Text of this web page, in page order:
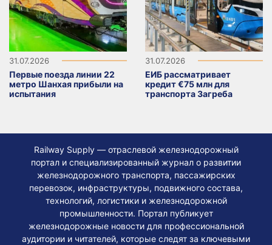
31.07.2026
Первые поезда линии 22
метро Шанхая прибыли на
испытания
31.07.2026
ЕИБ рассматривает
кредит €75 млн для
транспорта Загреба
Railway Supply — отраслевой железнодорожный
портал и специализированный журнал о развитии
железнодорожного транспорта, пассажирских
перевозок, инфраструктуры, подвижного состава,
технологий, логистики и железнодорожной
промышленности. Портал публикует
железнодорожные новости для профессиональной
аудитории и читателей, которые следят за ключевыми